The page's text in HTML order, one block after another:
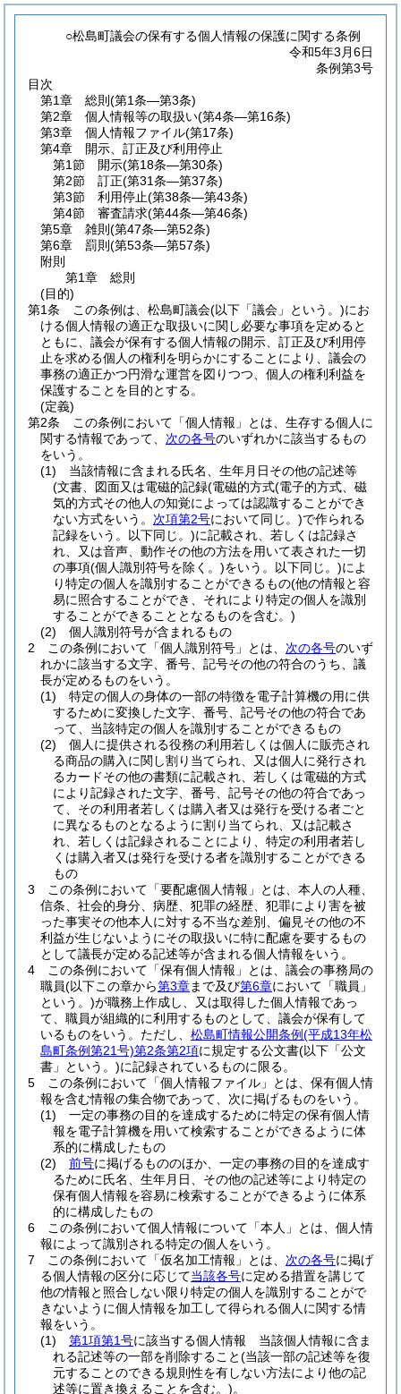
○松島町議会の保有する個人情報の保護に関する条例
令和5年3月6日
条例第3号
目次
第1章
総則 (第1条―第3条)
第2章
個人情報等の取扱い(第4条―第16条)
第3章
個人情報ファイル(第17条)
第4章
開示、訂正及び利用停止
第1節
開示(第18条―第30条)
第2節
訂正(第31条―第37条)
第3節
利用停止(第38条―第43条)
第4節
審査請求(第44条―第46条)
第5章
雑則 (第47条―第52条)
第6章
罰則 (第53条―第57条)
附則
第1章
総則
(目的)
第1条
この条例は、松島町議会(以下「議会」という。)にお
ける個人情報の適正な取扱いに関し必要な事項を定めると
ともに、議会が保有する個人情報の開示、訂正及び利用停
止を求める個人の権利を明らかにすることにより、議会の
事務の適正かつ円滑な運営を図りつつ、個人の権利利益を
保護することを目的とする。
(定義)
第2条
この条例において「個人情報」とは、生存する個人に
関する情報であって、 次の各号のいずれかに該当するもの
をいう。
(1)
当該情報に含まれる氏名、生年月日その他の記述等
(文書、図面又は電磁的記録(電磁的方式(電子的方式、磁
気的方式その他人の知覚によっては認識することができ
ない方式をいう。 次項第2号において同じ。)で作られる
記録をいう。以下同じ。)に記載され、若しくは記録さ
れ、又は音声、動作その他の方法を用いて表された一切
の事項(個人識別符号を除く。)をいう。以下同じ。)によ
り特定の個人を識別することができるもの(他の情報と容
易に照合することができ、それにより特定の個人を識別
することができることとなるものを含む。)
(2)
個人識別符号が含まれるもの
2
この条例において「個人識別符号」とは、 次の各号のいず
れかに該当する文字、番号、記号その他の符合のうち、議
長が定めるものをいう。
(1)
特定の個人の身体の一部の特徴を電子計算機の用に供
するために変換した文字、番号、記号その他の符合であ
って、当該特定の個人を識別することができるもの
(2)
個人に提供される役務の利用若しくは個人に販売され
る商品の購入に関し割り当てられ、又は個人に発行され
るカードその他の書類に記載され、若しくは電磁的方式
により記録された文字、番号、記号その他の符合であっ
て、その利用者若しくは購入者又は発行を受ける者ごと
に異なるものとなるように割り当てられ、又は記載さ
れ、若しくは記録されることにより、特定の利用者若し
くは購入者又は発行を受ける者を識別することができる
もの
3
この条例において「要配慮個人情報」とは、本人の人種、
信条、社会的身分、病歴、犯罪の経歴、犯罪により害を被
った事実その他本人に対する不当な差別、偏見その他の不
利益が生じないようにその取扱いに特に配慮を要するもの
として議長が定める記述等が含まれる個人情報をいう。
4
この条例において「保有個人情報」とは、議会の事務局の
職員(以下この章から第3章まで及び第6章において「職員」
という。)が職務上作成し、又は取得した個人情報であっ
て、職員が組織的に利用するものとして、議会が保有して
いるものをいう。 ただし、 松島町情報公開条例(平成13年松
島町条例第21号)第2条第2項に規定する公文書(以下「公文
書」という。)に記録されているものに限る。
5
この条例において「個人情報ファイル」とは、保有個人情
報を含む情報の集合物であって、次に掲げるものをいう。
(1)
一定の事務の目的を達成するために特定の保有個人情
報を電子計算機を用いて検索することができるように体
系的に構成したもの
(2)
前号に掲げるもののほか、一定の事務の目的を達成す
るために氏名、生年月日、その他の記述等により特定の
保有個人情報を容易に検索することができるように体系
的に構成したもの
6
この条例において個人情報について「本人」とは、個人情
報によって識別される特定の個人をいう。
7
この条例において「仮名加工情報」とは、 次の各号に掲げ
る個人情報の区分に応じて当該各号に定める措置を講じて
他の情報と照合しない限り特定の個人を識別することがで
きないように個人情報を加工して得られる個人に関する情
報をいう。
(1)
第1項第1号に該当する個人情報 当該個人情報に含ま
れる記述等の一部を削除すること(当該一部の記述等を復
元することのできる規則性を有しない方法により他の記
述等に置き換えることを含む。)。